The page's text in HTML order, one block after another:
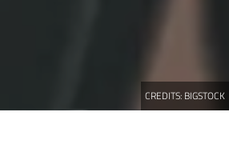
CREDITS: BIGSTOCK